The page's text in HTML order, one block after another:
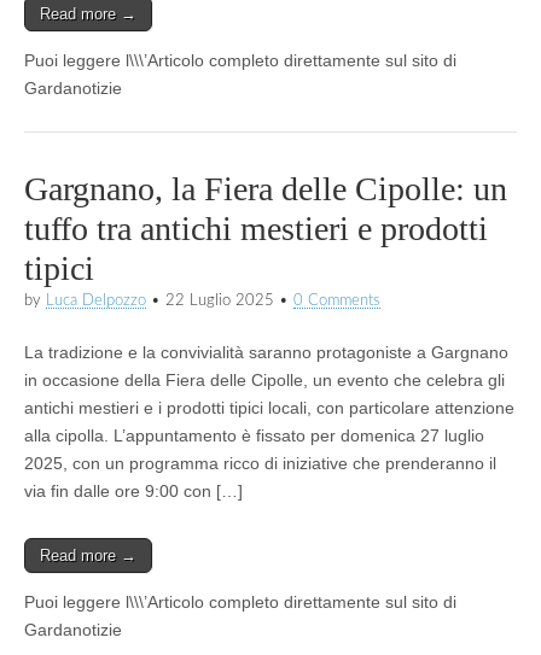
Read more →
Puoi leggere l\\\’Articolo completo direttamente sul sito di
Gardanotizie
Gargnano, la Fiera delle Cipolle: un
tuffo tra antichi mestieri e prodotti
tipici
by Luca Delpozzo • 22 Luglio 2025 • 0 Comments
La tradizione e la convivialità saranno protagoniste a Gargnano
in occasione della Fiera delle Cipolle, un evento che celebra gli
antichi mestieri e i prodotti tipici locali, con particolare attenzione
alla cipolla. L’appuntamento è fissato per domenica 27 luglio
2025, con un programma ricco di iniziative che prenderanno il
via fin dalle ore 9:00 con […]
Read more →
Puoi leggere l\\\’Articolo completo direttamente sul sito di
Gardanotizie